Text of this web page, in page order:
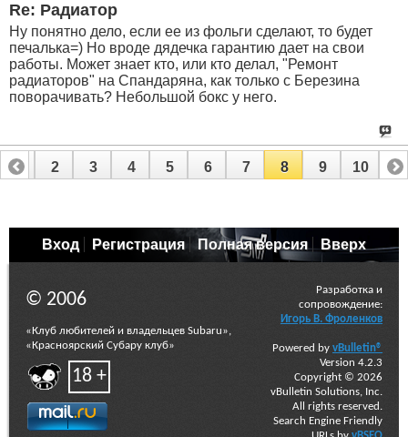
Re: Радиатор
Ну понятно дело, если ее из фольги сделают, то будет
печалька=) Но вроде дядечка гарантию дает на свои
работы. Может знает кто, или кто делал, "Ремонт
радиаторов" на Спандаряна, как только с Березина
поворачивать? Небольшой бокс у него.
1 2 3 4 5 6 7 8 9 10
Вход Регистрация Полная версия Вверх
© 2006
«Клуб любителей и владельцев Subaru»,
«Красноярский Субару клуб»
18 +
Разработка и
сопровождение:
Игорь В. Фроленков
Powered by vBulletin®
Version 4.2.3
Copyright © 2026
vBulletin Solutions, Inc.
All rights reserved.
Search Engine Friendly